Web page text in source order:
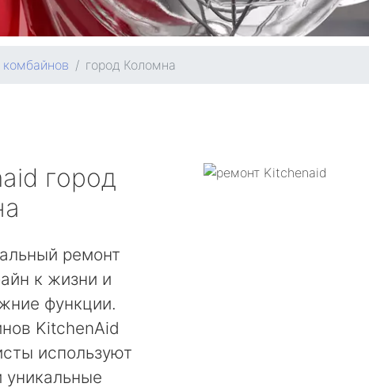
город Коломна
город
ремонт
к жизни и
функции.
KitchenAid
используют
уникальные